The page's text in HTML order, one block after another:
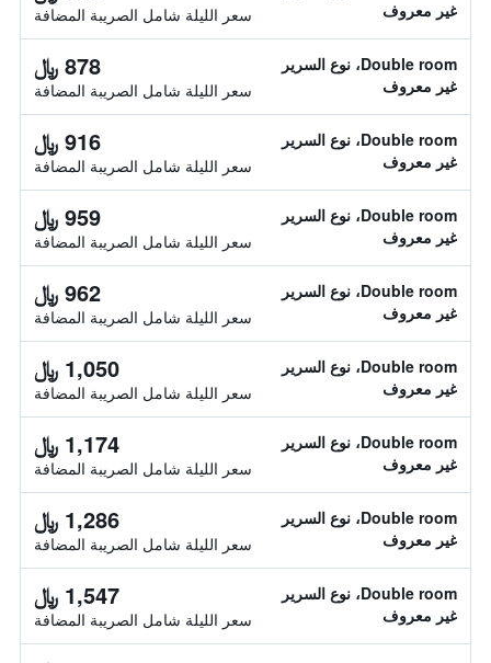
غير معروف
سعر الليلة شامل الصريبة المضافة
Double room، نوع السرير
غير معروف
878 ﷼
سعر الليلة شامل الصريبة المضافة
Double room، نوع السرير
غير معروف
916 ﷼
سعر الليلة شامل الصريبة المضافة
Double room، نوع السرير
غير معروف
959 ﷼
سعر الليلة شامل الصريبة المضافة
Double room، نوع السرير
غير معروف
962 ﷼
سعر الليلة شامل الصريبة المضافة
Double room، نوع السرير
غير معروف
1,050 ﷼
سعر الليلة شامل الصريبة المضافة
Double room، نوع السرير
غير معروف
1,174 ﷼
سعر الليلة شامل الصريبة المضافة
Double room، نوع السرير
غير معروف
1,286 ﷼
سعر الليلة شامل الصريبة المضافة
Double room، نوع السرير
غير معروف
1,547 ﷼
سعر الليلة شامل الصريبة المضافة